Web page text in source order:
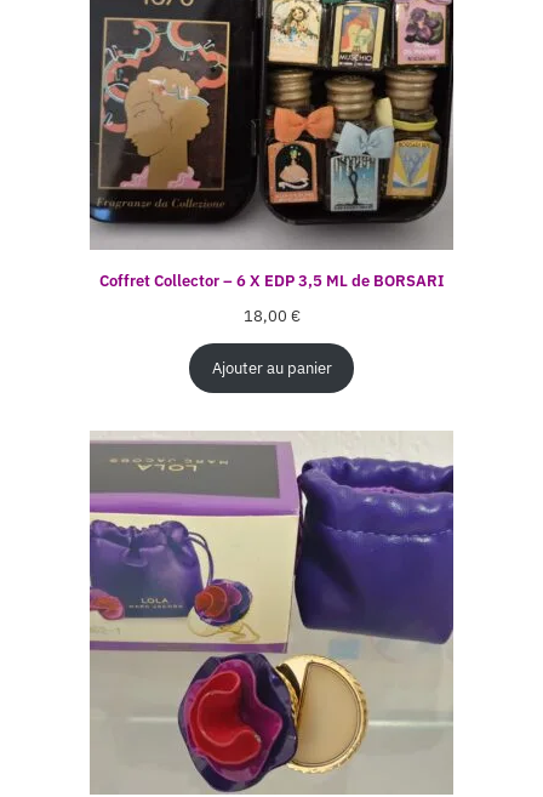
Coffret Collector – 6 X EDP 3,5 ML de BORSARI
18,00 €
Ajouter au panier